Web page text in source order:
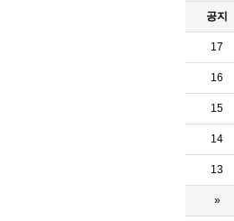
공지
17
16
15
14
13
»